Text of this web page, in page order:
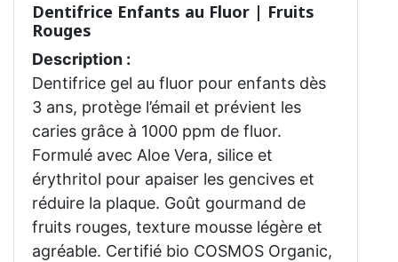
Dentifrice Enfants au Fluor | Fruits
Rouges
Description :
Dentifrice gel au fluor pour enfants dès
3 ans, protège l’émail et prévient les
caries grâce à 1000 ppm de fluor.
Formulé avec Aloe Vera, silice et
érythritol pour apaiser les gencives et
réduire la plaque. Goût gourmand de
fruits rouges, texture mousse légère et
agréable. Certifié bio COSMOS Organic,